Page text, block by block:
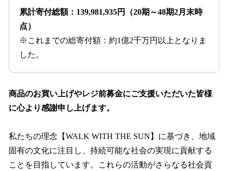
累計寄付総額：139,981,935円（20期～48期2月末時
点）
※これまでの総寄付額：約1億2千万円以上となりま
した。
商品のお買い上げやレジ前募金にご支援いただいた皆様
に心より感謝申し上げます。
私たちの理念【WALK WITH THE SUN】に基づき、地域
固有の文化に注目し、持続可能な社会の実現に貢献する
ことを目指しています。これらの活動がさらなる社会貢